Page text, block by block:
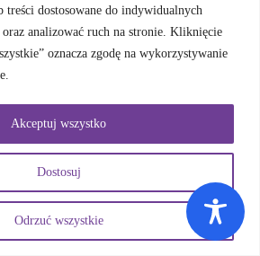
dostosowane do indywidualnych
analizować ruch na stronie. Kliknięcie
oznacza zgodę na wykorzystywanie
Dostosuj
Odrzuć wszystkie
Akceptuj wszystko
Nasi podopieczni
Wesprzyj nas
Kontakt
Załóż subkonto